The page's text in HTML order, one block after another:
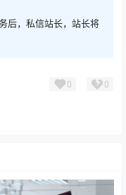
后，私信站长，站长将
0 0